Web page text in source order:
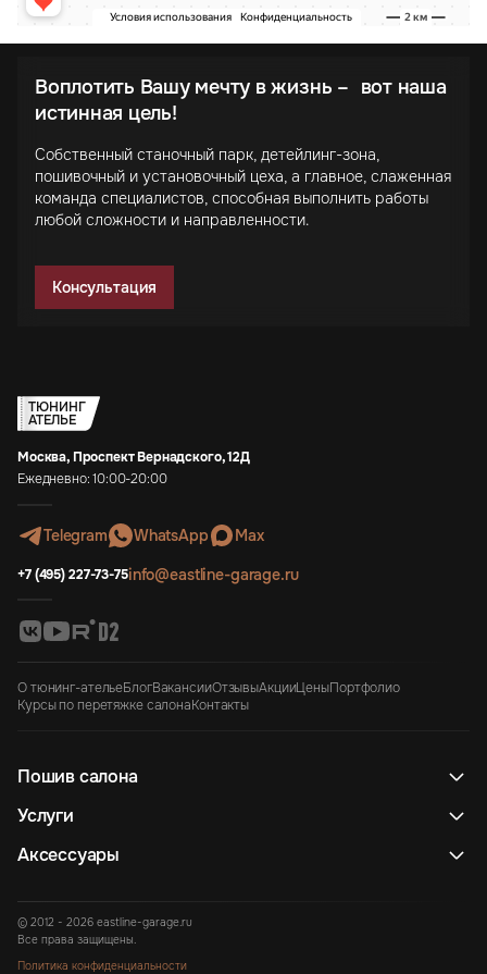
Воплотить Вашу мечту в жизнь – вот наша
истинная цель!
Собственный станочный парк, детейлинг-зона,
пошивочный и установочный цеха, а главное, слаженная
команда специалистов, способная выполнить работы
любой сложности и направленности.
Консультация
ТЮНИНГ
АТЕЛЬЕ
Москва, Проспект Вернадского, 12Д
Ежедневно: 10:00-20:00
Telegram WhatsApp Max
+7 (495) 227-73-75info@eastline-garage.ru
О тюнинг-ательеБлогВакансииОтзывыАкцииЦеныПортфолио
Курсы по перетяжке салонаКонтакты
Пошив салона
Услуги
Аксессуары
© 2012 - 2026 eastline-garage.ru
Все права защищены.
Политика конфиденциальности